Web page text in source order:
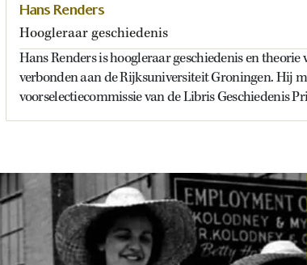
Hans Renders
Hoogleraar geschiedenis
Hans Renders is hoogleraar geschiedenis en theorie
verbonden aan de Rijksuniversiteit Groningen. Hij
voorselectiecommissie van de Libris Geschiedenis